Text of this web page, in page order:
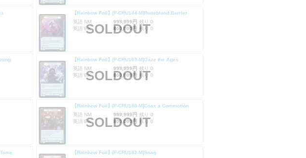
【Rainbow Foil】[F-CRU144-M]Runeblood Barrier
英語 NM
999,999円 残り 0
英語 EX
800,000円 残り 0
SOLDOUT
【Rainbow Foil】[F-CRU163-M]Gaze the Ages
英語 NM
999,999円 残り 0
英語 EX
800,000円 残り 0
SOLDOUT
【Rainbow Foil】[F-CRU180-M]Coax a Commotion
英語 NM
999,999円 残り 0
英語 EX
800,000円 残り 0
SOLDOUT
【Rainbow Foil】[F-CRU182-M]Snag